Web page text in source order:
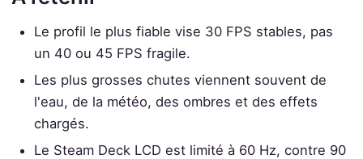
Le profil le plus fiable vise 30 FPS stables, pas
un 40 ou 45 FPS fragile.
Les plus grosses chutes viennent souvent de
l'eau, de la météo, des ombres et des effets
chargés.
Le Steam Deck LCD est limité à 60 Hz, contre 90